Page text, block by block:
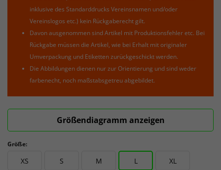
inklusive des Standarddrucks Vereinsnamen und/oder
Vereinslogos etc.) kein Rückgaberecht gilt.
Davon ausgenommen sind Artikel mit Produktionsfehler etc. Bei
Rückgabe müssen die Artikel, wie bei Erhalt mit originaler
Umverpackung und Etiketten zurückgeschickt werden.
Die Abbildungen dienen nur zur Orientierung und sind weder
farbenecht, noch maßstabsgetreu abgebildet.
Größendiagramm anzeigen
Größe:
XS S M L XL